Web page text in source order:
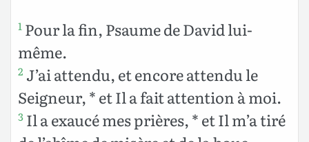
1 Pour la fin, Psaume de David lui-
même.
2 J’ai attendu, et encore attendu le
Seigneur, * et Il a fait attention à moi.
3 Il a exaucé mes prières, * et Il m’a tiré